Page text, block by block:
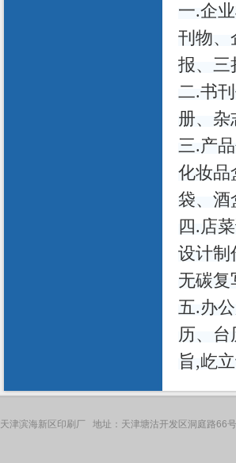
一.企
刊物、
报、三
二.书
册、杂
三.产
化妆品
袋、酒
四.店
设计制
无碳复
五.办
历、
旨,屹
天津滨海新区印刷厂 地址：天津塘沽开发区洞庭路